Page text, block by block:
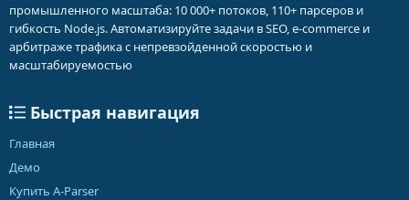
промышленного масштаба: 10 000+ потоков, 110+ парсеров и
гибкость Node.js. Автоматизируйте задачи в SEO, e-commerce и
арбитраже трафика с непревзойденной скоростью и
масштабируемостью
Быстрая навигация
Главная
Демо
Купить A-Parser